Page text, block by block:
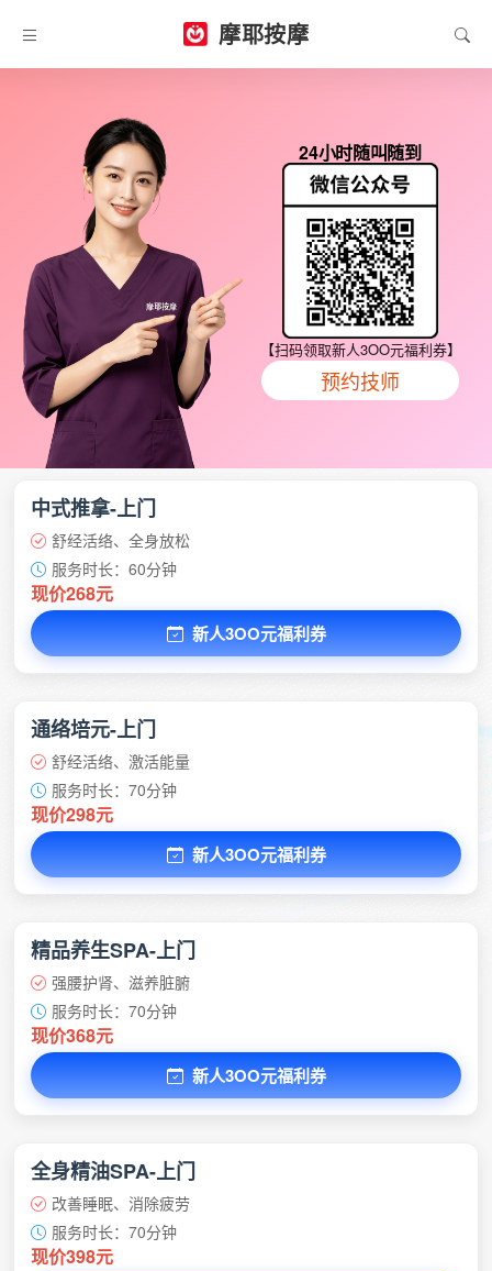
摩耶按摩
24小时随叫随到
【扫码领取新人3OO元福利券】
预约技师
中式推拿-上门
舒经活络、全身放松
服务时长：60分钟
现价268元
新人3OO元福利券
通络培元-上门
舒经活络、激活能量
服务时长：70分钟
现价298元
新人3OO元福利券
精品养生SPA-上门
强腰护肾、滋养脏腑
服务时长：70分钟
现价368元
新人3OO元福利券
全身精油SPA-上门
改善睡眠、消除疲劳
服务时长：70分钟
现价398元